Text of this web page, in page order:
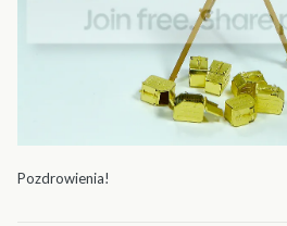
Pozdrowienia!